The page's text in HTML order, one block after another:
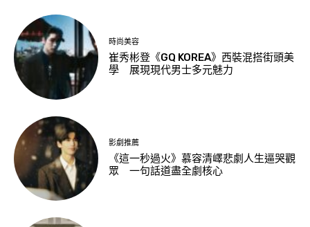
時尚美容
崔秀彬登《GQ KOREA》西裝混搭街頭美
學 展現現代男士多元魅力
影劇推薦
《這一秒過火》慕容清嶧悲劇人生逼哭觀
眾 一句話道盡全劇核心